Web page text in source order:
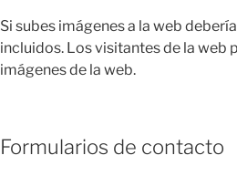
Si subes imágenes a la web
incluidos. Los visitantes de la web
imágenes de la web.
Formularios de contacto